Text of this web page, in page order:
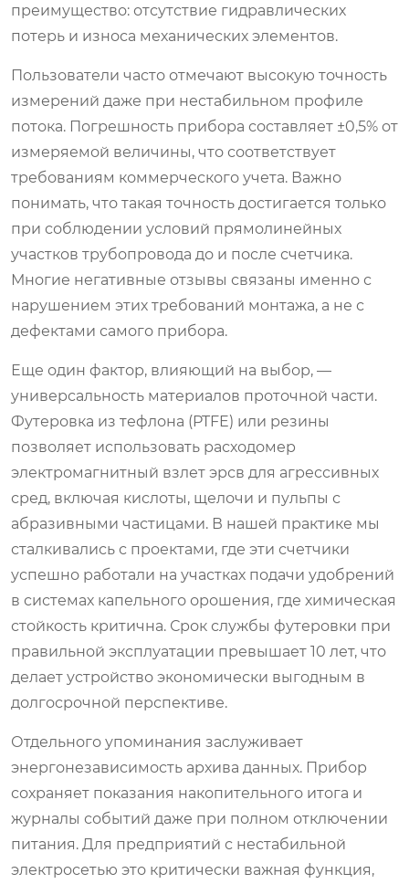
преимущество: отсутствие гидравлических
потерь и износа механических элементов.
Пользователи часто отмечают высокую точность
измерений даже при нестабильном профиле
потока. Погрешность прибора составляет ±0,5% от
измеряемой величины, что соответствует
требованиям коммерческого учета. Важно
понимать, что такая точность достигается только
при соблюдении условий прямолинейных
участков трубопровода до и после счетчика.
Многие негативные отзывы связаны именно с
нарушением этих требований монтажа, а не с
дефектами самого прибора.
Еще один фактор, влияющий на выбор, —
универсальность материалов проточной части.
Футеровка из тефлона (PTFE) или резины
позволяет использовать расходомер
электромагнитный взлет эрсв для агрессивных
сред, включая кислоты, щелочи и пульпы с
абразивными частицами. В нашей практике мы
сталкивались с проектами, где эти счетчики
успешно работали на участках подачи удобрений
в системах капельного орошения, где химическая
стойкость критична. Срок службы футеровки при
правильной эксплуатации превышает 10 лет, что
делает устройство экономически выгодным в
долгосрочной перспективе.
Отдельного упоминания заслуживает
энергонезависимость архива данных. Прибор
сохраняет показания накопительного итога и
журналы событий даже при полном отключении
питания. Для предприятий с нестабильной
электросетью это критически важная функция,